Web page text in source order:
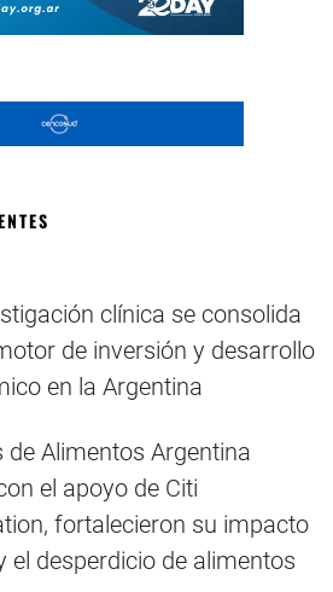
clínica se consolida
de inversión y desarrollo
en la Argentina
de Alimentos Argentina
el apoyo de Citi
fortalecieron su impacto
el desperdicio de alimentos